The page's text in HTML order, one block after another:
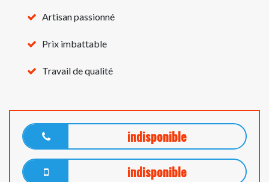
Artisan passionné
Prix imbattable
Travail de qualité
indisponible
indisponible